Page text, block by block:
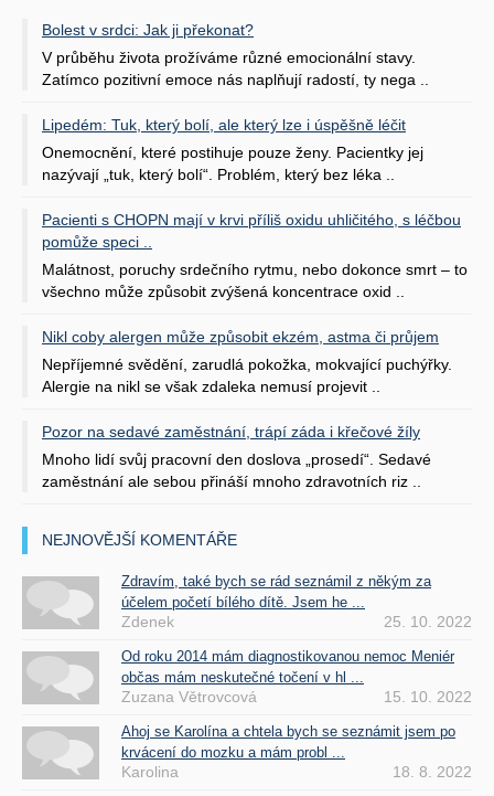
Bolest v srdci: Jak ji překonat?
V průběhu života prožíváme různé emocionální stavy.
Zatímco pozitivní emoce nás naplňují radostí, ty nega ..
Lipedém: Tuk, který bolí, ale který lze i úspěšně léčit
Onemocnění, které postihuje pouze ženy. Pacientky jej
nazývají „tuk, který bolí“. Problém, který bez léka ..
Pacienti s CHOPN mají v krvi příliš oxidu uhličitého, s léčbou
pomůže speci ..
Malátnost, poruchy srdečního rytmu, nebo dokonce smrt – to
všechno může způsobit zvýšená koncentrace oxid ..
Nikl coby alergen může způsobit ekzém, astma či průjem
Nepříjemné svědění, zarudlá pokožka, mokvající puchýřky.
Alergie na nikl se však zdaleka nemusí projevit ..
Pozor na sedavé zaměstnání, trápí záda i křečové žíly
Mnoho lidí svůj pracovní den doslova „prosedí“. Sedavé
zaměstnání ale sebou přináší mnoho zdravotních riz ..
NEJNOVĚJŠÍ KOMENTÁŘE
Zdravím, také bych se rád seznámil z někým za
účelem početí bílého dítě. Jsem he ...
Zdenek 25. 10. 2022
Od roku 2014 mám diagnostikovanou nemoc Meniér
občas mám neskutečné točení v hl ...
Zuzana Větrovcová 15. 10. 2022
Ahoj se Karolína a chtela bych se seznámit jsem po
krvácení do mozku a mám probl ...
Karolina 18. 8. 2022